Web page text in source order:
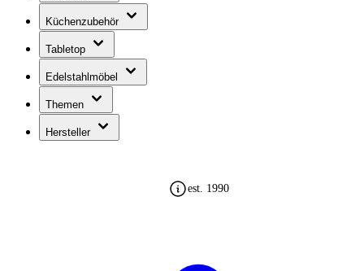
Küchenzubehör
Tabletop
Edelstahlmöbel
Themen
Hersteller
sicher bezahlen